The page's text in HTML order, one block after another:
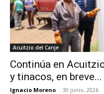
Acuitzio del Canje
Continúa en
y tinacos, en breve...
Ignacio Moreno - 30 junio, 2026